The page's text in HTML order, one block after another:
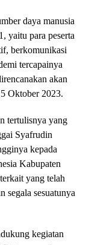
daya manusia
yaitu para peserta
berkomunikasi
tercapainya
akan
Oktober 2023.
tertulisnya yang
Syafrudin
kepada
Kabupaten
yang telah
segala sesuatunya
kegiatan